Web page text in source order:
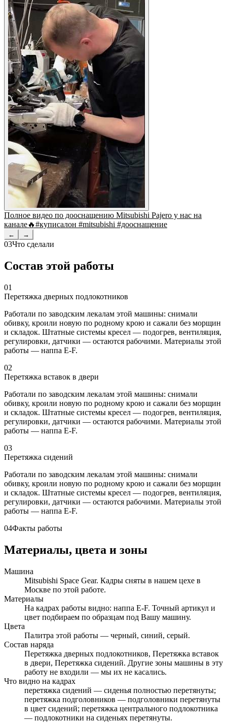
Полное видео по дооснащению Mitsubishi Pajero у нас на
канале🔥#куписалон #mitsubishi #дооснащение
← →
03Что сделали
Состав этой работы
01
Перетяжка дверных подлокотников
Работали по заводским лекалам этой машины: снимали
обивку, кроили новую по родному крою и сажали без морщин
и складок. Штатные системы кресел — подогрев, вентиляция,
регулировки, датчики — остаются рабочими. Материалы этой
работы — наппа E-F.
02
Перетяжка вставок в двери
Работали по заводским лекалам этой машины: снимали
обивку, кроили новую по родному крою и сажали без морщин
и складок. Штатные системы кресел — подогрев, вентиляция,
регулировки, датчики — остаются рабочими. Материалы этой
работы — наппа E-F.
03
Перетяжка сидений
Работали по заводским лекалам этой машины: снимали
обивку, кроили новую по родному крою и сажали без морщин
и складок. Штатные системы кресел — подогрев, вентиляция,
регулировки, датчики — остаются рабочими. Материалы этой
работы — наппа E-F.
04Факты работы
Материалы, цвета и зоны
Машина
Mitsubishi Space Gear. Кадры сняты в нашем цехе в
Москве по этой работе.
Материалы
На кадрах работы видно: наппа E-F. Точный артикул и
цвет подбираем по образцам под Вашу машину.
Цвета
Палитра этой работы — черный, синий, серый.
Состав наряда
Перетяжка дверных подлокотников, Перетяжка вставок
в двери, Перетяжка сидений. Другие зоны машины в эту
работу не входили — мы их не касались.
Что видно на кадрах
перетяжка сидений — сиденья полностью перетянуты;
перетяжка подголовников — подголовники перетянуты
в цвет сидений; перетяжка центрального подлокотника
— подлокотники на сиденьях перетянуты.